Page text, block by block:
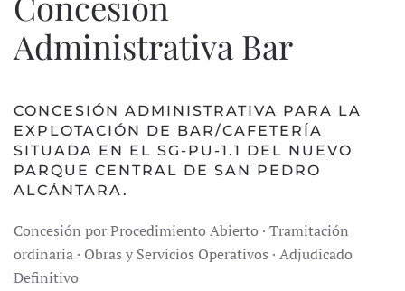
Administrativa Bar
CONCESIÓN ADMINISTRATIVA PARA LA
EXPLOTACIÓN DE BAR/CAFETERÍA
SITUADA EN EL SG-PU-1.1 DEL NUEVO
PARQUE CENTRAL DE SAN PEDRO
ALCÁNTARA.
Concesión por Procedimiento Abierto · Tramitación
ordinaria · Obras y Servicios Operativos · Adjudicado
Definitivo